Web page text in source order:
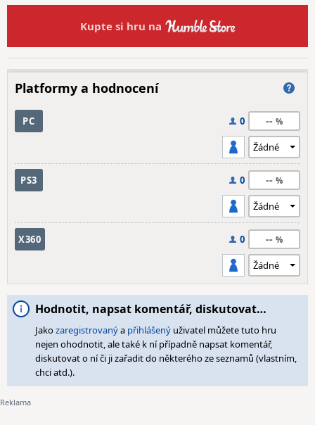
Kupte si hru na
Platformy a hodnocení
PC 0 --
PS3 0 --
X360 0 --
Hodnotit, napsat komentář, diskutovat…
Jakozaregistrovanýa přihlášený uživatel můžete tuto hru
nejen ohodnotit, ale také k ní případně napsat komentář,
diskutovat o ní či ji zařadit do některého ze seznamů (vlastním,
chci atd.).